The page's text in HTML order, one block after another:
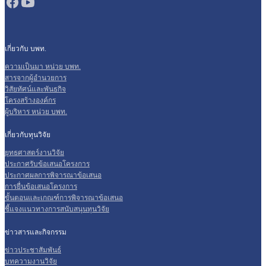
เกี่ยวกับ บพท.
ความเป็นมา หน่วย บพท.
สารจากผู้อำนวยการ
วิสัยทัศน์และพันธกิจ
โครงสร้างองค์กร
ผู้บริหาร หน่วย บพท.
เกี่ยวกับทุนวิจัย
ยุทธศาสตร์งานวิจัย
ประกาศรับข้อเสนอโครงการ
ประกาศผลการพิจารณาข้อเสนอ
การยื่นข้อเสนอโครงการ
ขั้นตอนและเกณฑ์การพิจารณาข้อเสนอ
ชี้แจงแนวทางการสนับสนุนทุนวิจัย
ข่าวสารและกิจกรรม
ข่าวประชาสัมพันธ์
บทความงานวิจัย